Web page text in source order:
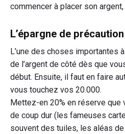
commencer à placer son
L’épargne de précaution
L’une des choses importantes
de l’argent de côté dès que
début. Ensuite, il faut en faire
vous touchez vos 20.000.
Mettez-en 20% en réserve que
de coup dur (les fameuses
souvent des tuiles, les aléas de